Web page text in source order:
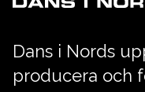
Dans i Nords
producera och